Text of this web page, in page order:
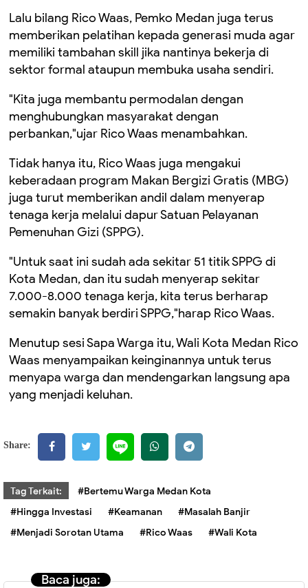
Lalu bilang Rico Waas, Pemko Medan juga terus
memberikan pelatihan kepada generasi muda agar
memiliki tambahan skill jika nantinya bekerja di
sektor formal ataupun membuka usaha sendiri.
"Kita juga membantu permodalan dengan
menghubungkan masyarakat dengan
perbankan,"ujar Rico Waas menambahkan.
Tidak hanya itu, Rico Waas juga mengakui
keberadaan program Makan Bergizi Gratis (MBG)
juga turut memberikan andil dalam menyerap
tenaga kerja melalui dapur Satuan Pelayanan
Pemenuhan Gizi (SPPG).
"Untuk saat ini sudah ada sekitar 51 titik SPPG di
Kota Medan, dan itu sudah menyerap sekitar
7.000-8.000 tenaga kerja, kita terus berharap
semakin banyak berdiri SPPG,"harap Rico Waas.
Menutup sesi Sapa Warga itu, Wali Kota Medan Rico
Waas menyampaikan keinginannya untuk terus
menyapa warga dan mendengarkan langsung apa
yang menjadi keluhan.
Share:
Tag Terkait:
#Bertemu Warga Medan Kota
#Hingga Investasi
#Keamanan
#Masalah Banjir
#Menjadi Sorotan Utama
#Rico Waas #Wali Kota
Baca juga: